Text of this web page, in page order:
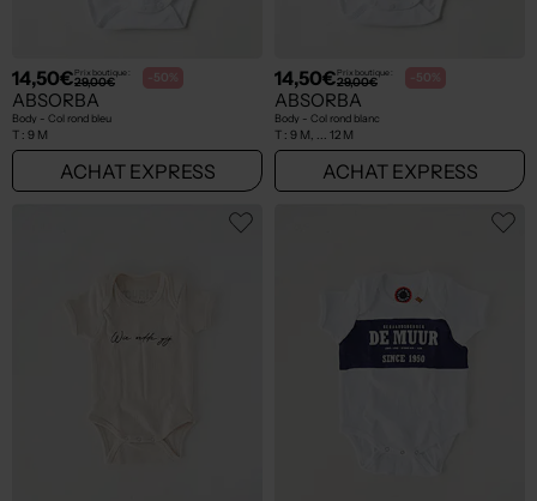
14,50€Prix boutique :
29,00€ -50%
ABSORBA
Body - Col rond bleu
T : 9 M
ACHAT EXPRESS
14,50€Prix boutique :
29,00€ -50%
ABSORBA
Body - Col rond blanc
T : 9 M, ... 12 M
ACHAT EXPRESS